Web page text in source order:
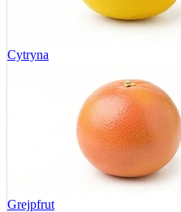
Cytryna
Grejpfrut